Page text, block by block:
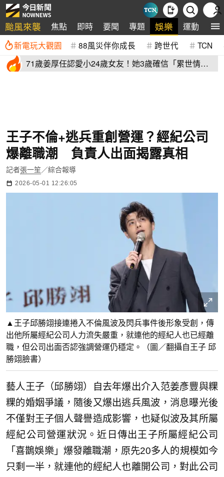
颱風來襲 焦點 即時 要聞 專題 娛樂 運動 全
新電玩大觀園 88風災伴你成長 跨世代 TCN
71歲姜厚任認愛小24歲女友！她3歲確信「累世情
王子不倫+逃兵重創營運？經紀公司
爆離職潮 負責人出面揭露真相
記者張一笙／綜合報導
2026-05-01 12:26:05
▲王子邱勝翊接連捲入不倫風波及閃兵事件後形象受創，傳
出他所屬經紀公司人力流失嚴重，就連他的經紀人也已經離
職，但公司出面否認強調營運仍穩定。（圖／翻攝自王子 邱
勝翊臉書 ）
藝人王子（邱勝翊）自去年爆出介入范姜彥豐與粿
粿的婚姻爭議，隨後又爆出逃兵風波，消息曝光後
不僅對王子個人聲譽造成影響，也疑似波及其所屬
經紀公司營運狀況。近日傳出王子所屬經紀公司
「喜鵲娛樂」爆發離職潮，原先20多人的規模如今
只剩一半，就連他的經紀人也離開公司，對此公司